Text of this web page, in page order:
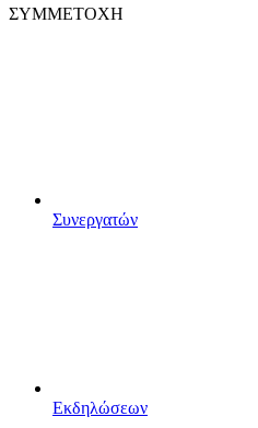
ΣΥΜΜΕΤΟΧΗ
Συνεργατών
Εκδηλώσεων